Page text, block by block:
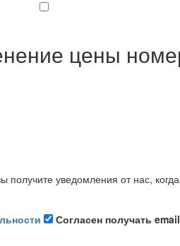
цены
уведомления от нас,
Согласен получать